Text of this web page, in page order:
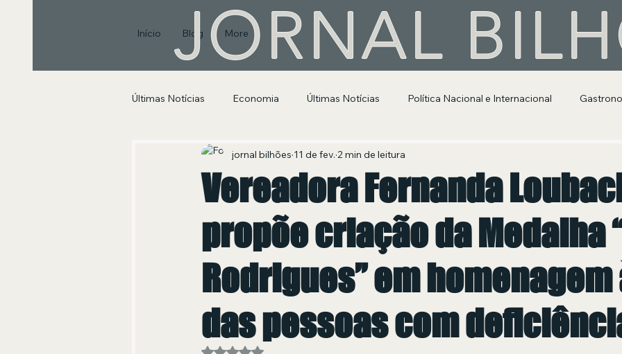
Início Blog More
JORNAL
Últimas Notícias Economia Últimas Notícias Política Nacional e Internacional
Segurança Pública e Social Segurança Pública
Vereadora Fernanda
propõe criação da Medalha
Rodrigues” em
das pessoas com
jornal bilhões 11 de fev. 2 min de leitura
Avaliado com NaN de 5 estrelas.